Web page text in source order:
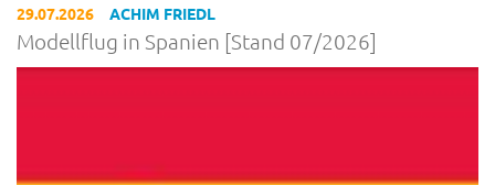
29.07.2026 ACHIM FRIEDL
Modellflug in Spanien [Stand 07/2026]